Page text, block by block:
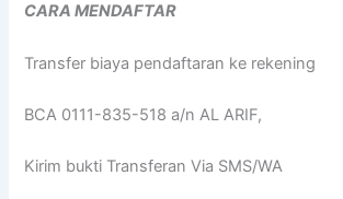
CARA MENDAFTAR
Transfer biaya pendaftaran ke rekening
BCA 0111-835-518 a/n AL ARIF,
Kirim bukti Transferan Via SMS/WA